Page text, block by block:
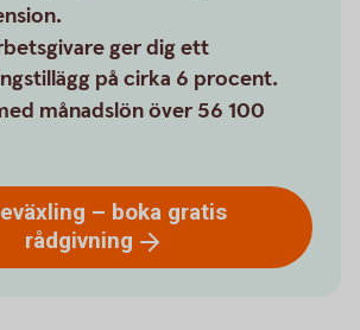
ger dig ett
på cirka 6 procent.
månadslön över 56 100
– boka gratis
rådgivning